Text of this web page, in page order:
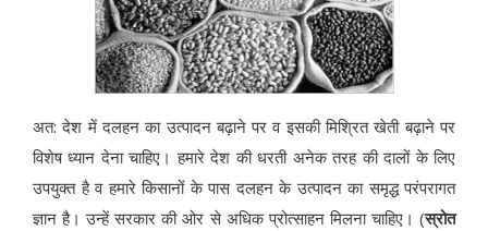
अत: देश में दलहन का उत्पादन बढ़ाने पर व इसकी मिश्रित खेती बढ़ाने पर
विशेष ध्यान देना चाहिए। हमारे देश की धरती अनेक तरह की दालों के लिए
उपयुक्त है व हमारे किसानों के पास दलहन के उत्पादन का समृद्ध परंपरागत
ज्ञान है। उन्हें सरकार की ओर से अधिक प्रोत्साहन मिलना चाहिए। (स्रोत